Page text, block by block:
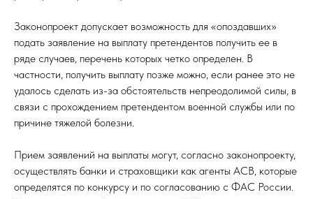
Законопроект допускает возможность для «опоздавших»
подать заявление на выплату претендентов получить ее в
ряде случаев, перечень которых четко определен. В
частности, получить выплату позже можно, если ранее это не
удалось сделать из-за обстоятельств непреодолимой силы, в
связи с прохождением претендентом военной службы или по
причине тяжелой болезни.
Прием заявлений на выплаты могут, согласно законопроекту,
осуществлять банки и страховщики как агенты АСВ, которые
определятся по конкурсу и по согласованию с ФАС России.